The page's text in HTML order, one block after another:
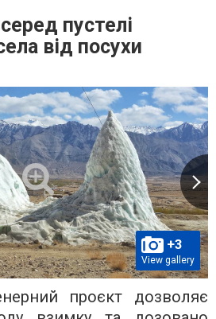
пустелі
від посухи
+3
View gallery
проєкт дозволяє